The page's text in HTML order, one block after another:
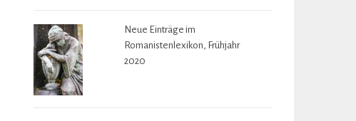
Neue Einträge im
Romanistenlexikon, Frühjahr
2020